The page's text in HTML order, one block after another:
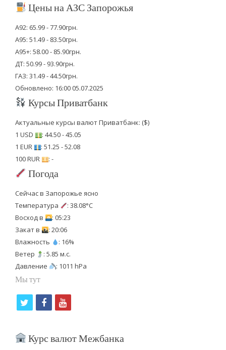
Цены на АЗС Запорожья
А92: 65.99 - 77.90грн.
А95: 51.49 - 83.50грн.
А95+: 58.00 - 85.90грн.
ДТ: 50.99 - 93.90грн.
ГАЗ: 31.49 - 44.50грн.
Обновлено: 16:00 05.07.2025
Курсы Приватбанк
Актуальные курсы валют Приватбанк: ($)
1 USD
: 44.50 - 45.05
1 EUR
: 51.25 - 52.08
100 RUR
: -
Погода
Сейчас в Запорожье ясно
Температура
: 38.08°C
Восход в
: 05:23
Закат в
: 20:06
Влажность
: 16%
Ветер
: 5.85 м.с.
Давление
: 1011 hPa
Мы тут
i
f
c
y
u
Курс валют Межбанка